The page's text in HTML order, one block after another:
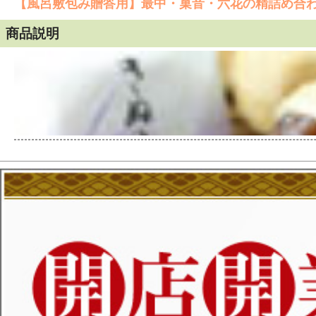
【風呂敷包み贈答用】最中・菓音・六花の精詰め合
商品説明